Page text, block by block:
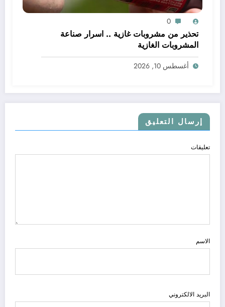
0
تحذير من مشروبات غازية .. اسرار صناعة
المشروبات الغازية
أغسطس 10, 2026
إرسال التعليق
تعليقات
الاسم
البريد الالكتروني